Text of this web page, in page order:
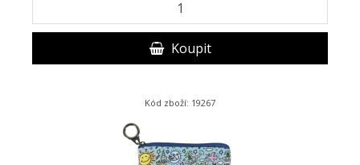
Koupit
Kód zboží: 19267